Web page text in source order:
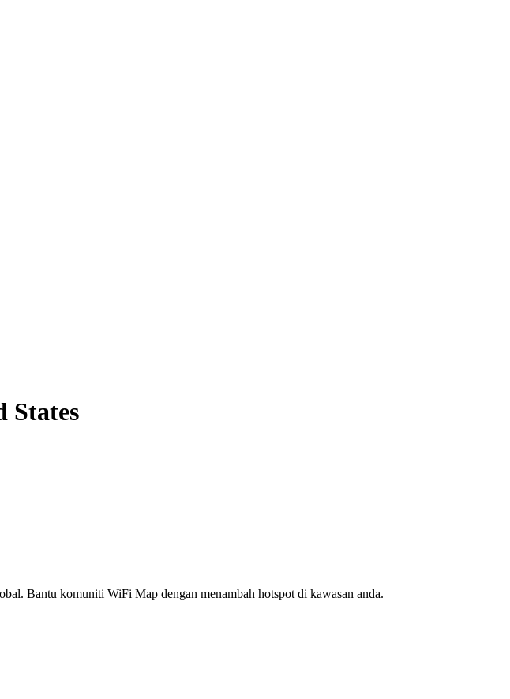
States
Bantu komuniti WiFi Map dengan menambah hotspot di kawasan anda.